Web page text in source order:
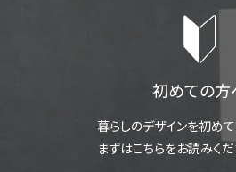
初めての方
暮らしのデザインを初め
まずはこちらをお読みくだ